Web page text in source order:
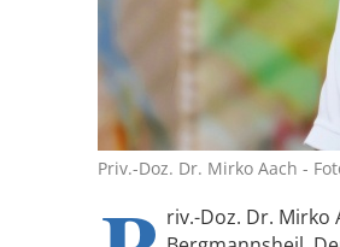
Priv.-Doz. Dr. Mirko Aach -
riv.-Doz. Dr.